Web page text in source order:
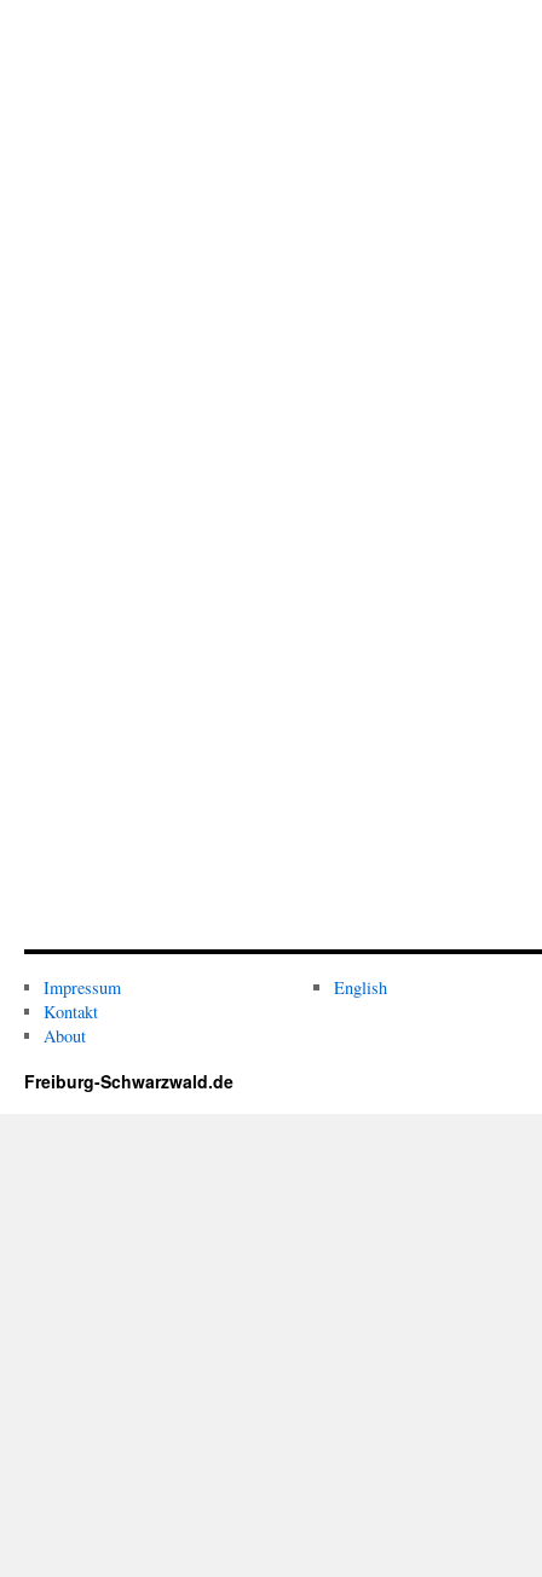
Impressum
Kontakt
About
English
Freiburg-Schwarzwald.de